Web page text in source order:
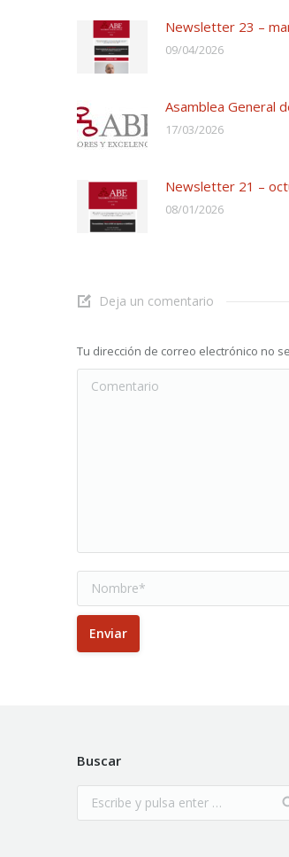
Newsletter 23 –
09/04/2026
Asamblea General
17/03/2026
Newsletter 21 –
08/01/2026
Deja un comentario
Tu dirección de correo electrónico no
Comentario
Nombre *
Enviar
Buscar